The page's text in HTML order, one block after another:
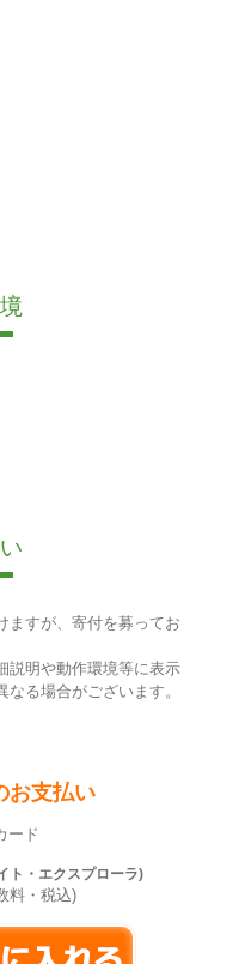
ますが、寄付を募ってお
説明や動作環境等に表示
る場合がございます。
お支払い
ード
ト・エクスプローラ)
料・税込)